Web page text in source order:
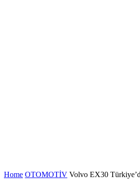
Home OTOMOTİV Volvo EX30